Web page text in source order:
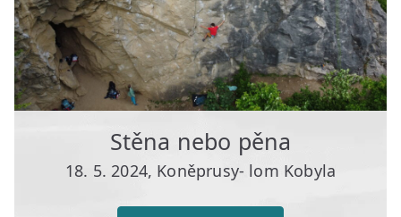
Stěna nebo pěna
18. 5. 2024, Koněprusy- lom Kobyla